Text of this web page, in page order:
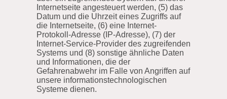
Internetseite angesteuert werden, (5) das
Datum und die Uhrzeit eines Zugriffs auf
die Internetseite, (6) eine Internet-
Protokoll-Adresse (IP-Adresse), (7) der
Internet-Service-Provider des zugreifenden
Systems und (8) sonstige ähnliche Daten
und Informationen, die der
Gefahrenabwehr im Falle von Angriffen auf
unsere informationstechnologischen
Systeme dienen.